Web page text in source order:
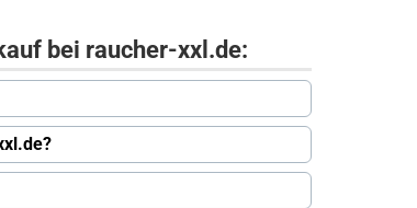
bei raucher-xxl.de: